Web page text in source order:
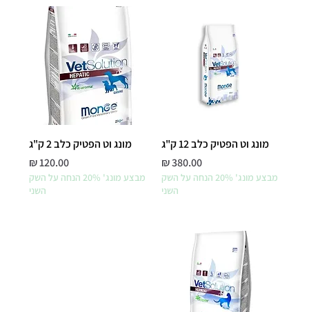
מונג וט הפטיק כלב 12 ק"ג
מחיר
מבצע מונג' 20% הנחה על השק
השני
מונג וט הפטיק כלב 2 ק"ג
מחיר
מבצע מונג' 20% הנחה על השק
השני